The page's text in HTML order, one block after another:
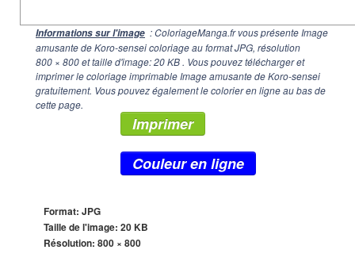
Informations sur l'image : ColoriageManga.fr vous présente Image
amusante de Koro-sensei coloriage au format JPG, résolution
800 × 800et taille d'image: 20 KB . Vous pouvez télécharger et
imprimer le coloriage imprimable Image amusante de Koro-sensei
gratuitement. Vous pouvez également le colorier en ligne au bas de
cette page.
Imprimer
Couleur en ligne
Format: JPG
Taille de l'image: 20 KB
Résolution: 800 × 800